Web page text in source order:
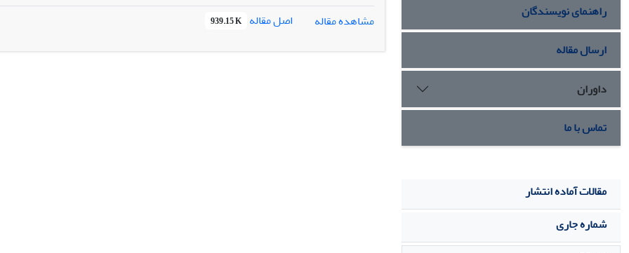
حداکثر مقدار هسپریدین (1/219 میلی‌گرم در لیتر) در مرحلۀ ششم
مشاهده مقاله
اصل مقاله 939.15 K
راهنمای نویسندگان
ارسال مقاله
داوران
تماس با ما
مقالات آماده انتشار
شماره جاری